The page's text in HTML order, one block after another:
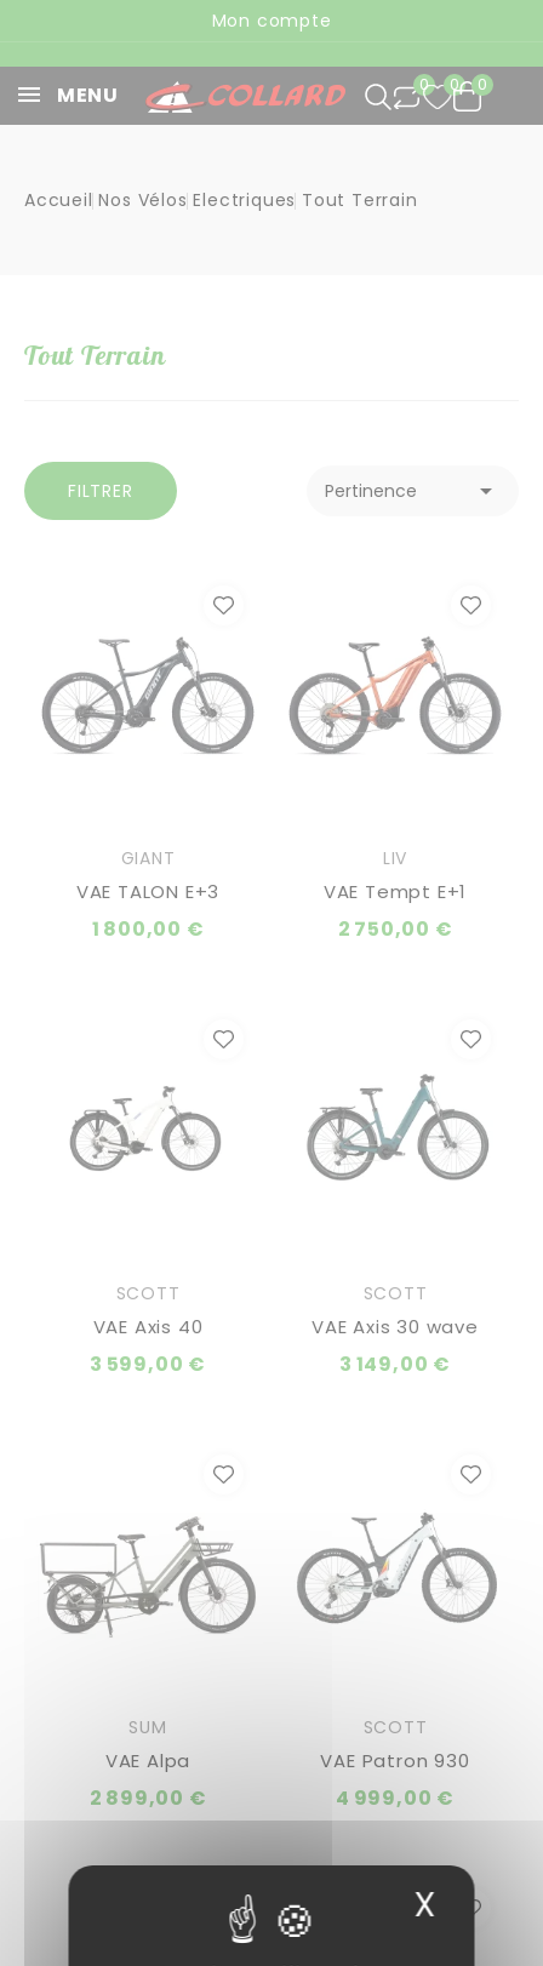
Panneau de gestion des cookies
X
Mon compte
MENU 0 0 0
Accueil Nos Vélos Electriques Tout Terrain
Tout Terrain
FILTRER Pertinence 
GIANT
VAE TALON E+3
1 800,00 €
LIV
VAE Tempt E+1
2 750,00 €
SCOTT
VAE Axis 40
3 599,00 €
SCOTT
VAE Axis 30 wave
3 149,00 €
SUM
VAE Alpa
2 899,00 €
SCOTT
VAE Patron 930
4 999,00 €